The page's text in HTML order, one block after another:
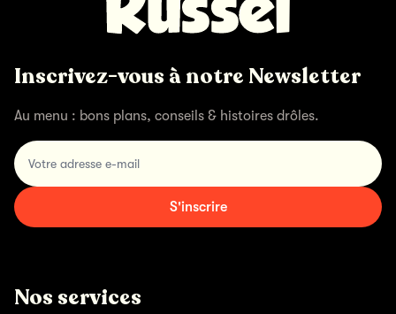
Inscrivez-vous à notre Newsletter
Au menu : bons plans, conseils & histoires drôles.
Votre adresse e-mail
S'inscrire
Nos services